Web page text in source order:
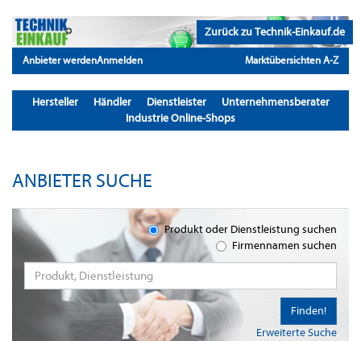
Zurück zu Technik-Einkauf.de
Anbieter werdenAnmelden Marktübersichten A-Z
Hersteller Händler Dienstleister
Unternehmensberater
Industrie Online-Shops
ANBIETER SUCHE
Produkt oder Dienstleistung suchen
Firmennamen suchen
Erweiterte Suche
Finden!